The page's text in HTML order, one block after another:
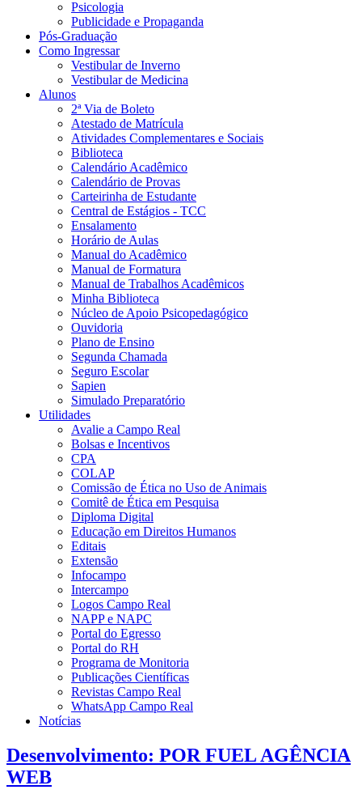
Psicologia
Publicidade e Propaganda
Pós-Graduação
Como Ingressar
Vestibular de Inverno
Vestibular de Medicina
Alunos
2ª Via de Boleto
Atestado de Matrícula
Atividades Complementares e Sociais
Biblioteca
Calendário Acadêmico
Calendário de Provas
Carteirinha de Estudante
Central de Estágios - TCC
Ensalamento
Horário de Aulas
Manual do Acadêmico
Manual de Formatura
Manual de Trabalhos Acadêmicos
Minha Biblioteca
Núcleo de Apoio Psicopedagógico
Ouvidoria
Plano de Ensino
Segunda Chamada
Seguro Escolar
Sapien
Simulado Preparatório
Utilidades
Avalie a Campo Real
Bolsas e Incentivos
CPA
COLAP
Comissão de Ética no Uso de Animais
Comitê de Ética em Pesquisa
Diploma Digital
Educação em Direitos Humanos
Editais
Extensão
Infocampo
Intercampo
Logos Campo Real
NAPP e NAPC
Portal do Egresso
Portal do RH
Programa de Monitoria
Publicações Científicas
Revistas Campo Real
WhatsApp Campo Real
Notícias
Desenvolvimento: POR FUEL AGÊNCIA
WEB